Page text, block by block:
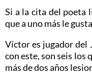
Si a la cita del poeta
que a uno más le
Víctor es jugador del
con este, son seis los
más de dos años